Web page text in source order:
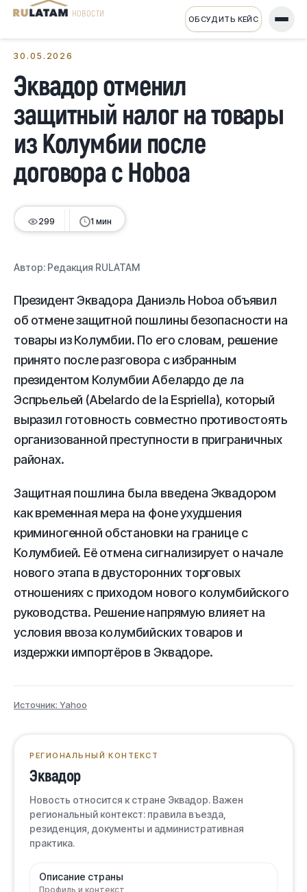
НОВОСТИ ОБСУДИТЬ КЕЙС
30.05.2026
Эквадор отменил
защитный налог на товары
из Колумбии после
договора с Ноboa
299 1 мин
Автор: Редакция RULATAM
Президент Эквадора Даниэль Ноboa объявил
об отмене защитной пошлины безопасности на
товары из Колумбии. По его словам, решение
принято после разговора с избранным
президентом Колумбии Абелардо де ла
Эспрьельей (Abelardo de la Espriella), который
выразил готовность совместно противостоять
организованной преступности в приграничных
районах.
Защитная пошлина была введена Эквадором
как временная мера на фоне ухудшения
криминогенной обстановки на границе с
Колумбией. Её отмена сигнализирует о начале
нового этапа в двусторонних торговых
отношениях с приходом нового колумбийского
руководства. Решение напрямую влияет на
условия ввоза колумбийских товаров и
издержки импортёров в Эквадоре.
Источник: Yahoo
РЕГИОНАЛЬНЫЙ КОНТЕКСТ
Эквадор
Новость относится к стране Эквадор. Важен
региональный контекст: правила въезда,
резиденция, документы и административная
практика.
Описание страны
Профиль и контекст